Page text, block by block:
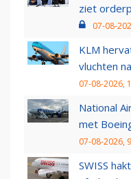
ziet
07-08-
KLM
vluchten
07-08-2026,
National
met
07-08-2026,
SWISS